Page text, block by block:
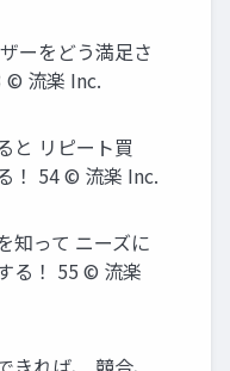
ーをどう満足さ
© 流楽 Inc.
と リピート買
！ 54 © 流楽 Inc.
知って ニーズに
る！ 55 © 流楽